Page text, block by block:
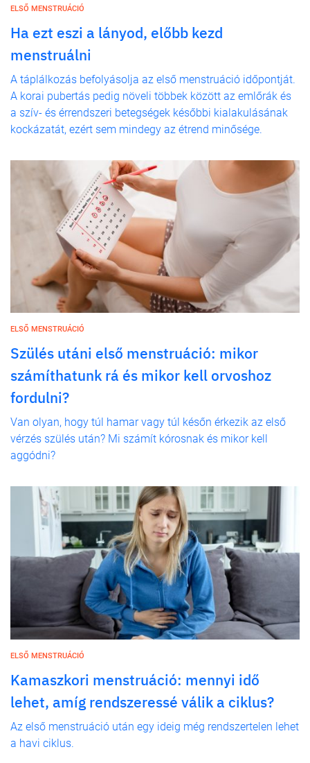
ELSŐ MENSTRUÁCIÓ
Ha ezt eszi a lányod, előbb kezd
menstruálni
A táplálkozás befolyásolja az első menstruáció időpontját.
A korai pubertás pedig növeli többek között az emlőrák és
a szív- és érrendszeri betegségek későbbi kialakulásának
kockázatát, ezért sem mindegy az étrend minősége.
ELSŐ MENSTRUÁCIÓ
Szülés utáni első menstruáció: mikor
számíthatunk rá és mikor kell orvoshoz
fordulni?
Van olyan, hogy túl hamar vagy túl későn érkezik az első
vérzés szülés után? Mi számít kórosnak és mikor kell
aggódni?
ELSŐ MENSTRUÁCIÓ
Kamaszkori menstruáció: mennyi idő
lehet, amíg rendszeressé válik a ciklus?
Az első menstruáció után egy ideig még rendszertelen lehet
a havi ciklus.